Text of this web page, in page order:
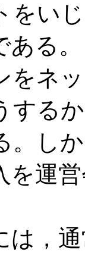
をい
る。
ネ
する
。し
を運
，